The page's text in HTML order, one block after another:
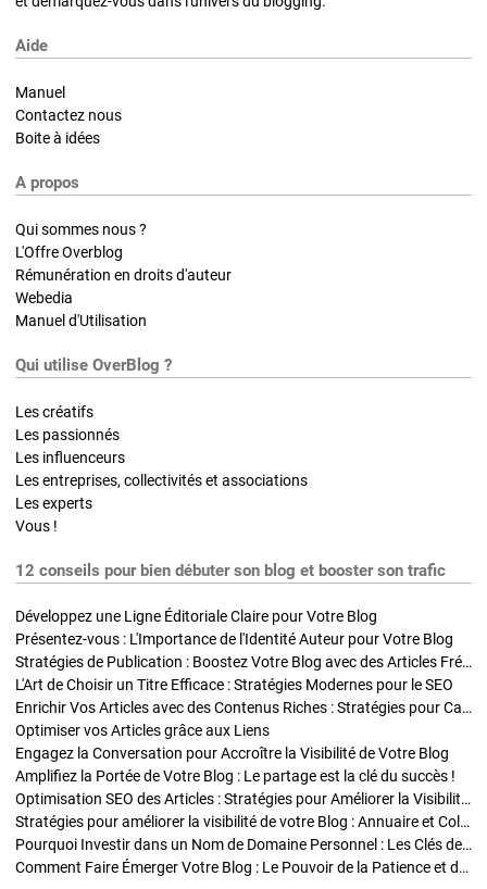
Aide
Manuel
Contactez nous
Boite à idées
A propos
Qui sommes nous ?
L'Offre Overblog
Rémunération en droits d'auteur
Webedia
Manuel d'Utilisation
Qui utilise OverBlog ?
Les créatifs
Les passionnés
Les influenceurs
Les entreprises, collectivités et associations
Les experts
Vous !
12 conseils pour bien débuter son blog et booster son trafic
Développez une Ligne Éditoriale Claire pour Votre Blog
Présentez-vous : L'Importance de l'Identité Auteur pour Votre Blog
Stratégies de Publication : Boostez Votre Blog avec des Articles Fréquents et Exclusifs
L'Art de Choisir un Titre Efficace : Stratégies Modernes pour le SEO
Enrichir Vos Articles avec des Contenus Riches : Stratégies pour Captiver et Optimiser
Optimiser vos Articles grâce aux Liens
Engagez la Conversation pour Accroître la Visibilité de Votre Blog
Amplifiez la Portée de Votre Blog : Le partage est la clé du succès !
Optimisation SEO des Articles : Stratégies pour Améliorer la Visibilité de Votre Blog
Stratégies pour améliorer la visibilité de votre Blog : Annuaire et Collaborations
Pourquoi Investir dans un Nom de Domaine Personnel : Les Clés de la Réussite de Votre Blog
Comment Faire Émerger Votre Blog : Le Pouvoir de la Patience et de la Persévérance